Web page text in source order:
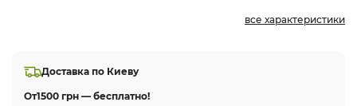
все характеристики
Доставка по Киеву
От1500 грн — бесплатно!